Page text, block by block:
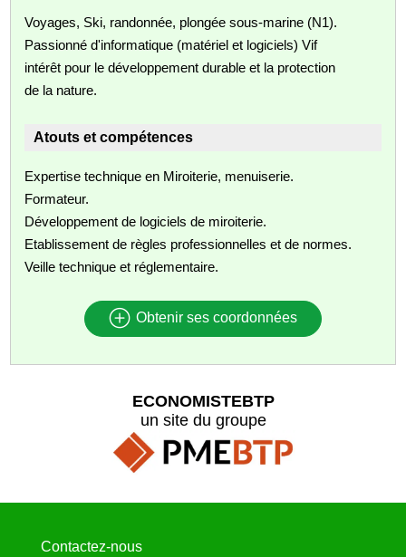
Voyages, Ski, randonnée, plongée sous-marine (N1).
Passionné d'informatique (matériel et logiciels) Vif
intérêt pour le développement durable et la protection
de la nature.
Atouts et compétences
Expertise technique en Miroiterie, menuiserie.
Formateur.
Développement de logiciels de miroiterie.
Etablissement de règles professionnelles et de normes.
Veille technique et réglementaire.
Obtenir ses coordonnées
ECONOMISTEBTP
un site du groupe
Contactez-nous